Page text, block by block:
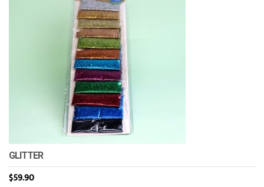
GLITTER
$59.90